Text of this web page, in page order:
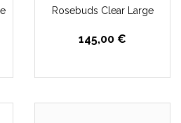
Rosebuds Clear Large
145,00 €